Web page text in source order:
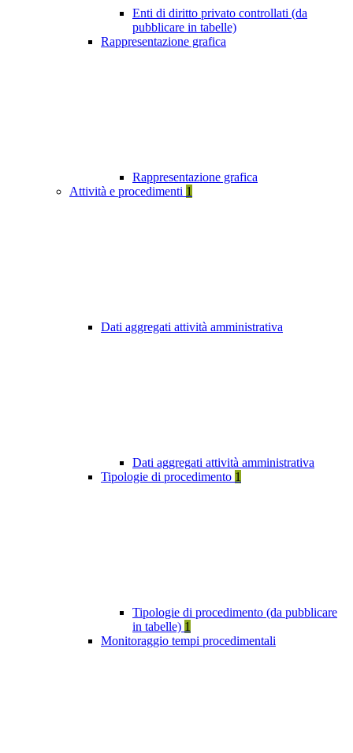
Enti di diritto privato controllati (da
pubblicare in tabelle)
Rappresentazione grafica
Rappresentazione grafica
Attività e procedimenti 1
Dati aggregati attività amministrativa
Dati aggregati attività amministrativa
Tipologie di procedimento 1
Tipologie di procedimento (da pubblicare
in tabelle) 1
Monitoraggio tempi procedimentali